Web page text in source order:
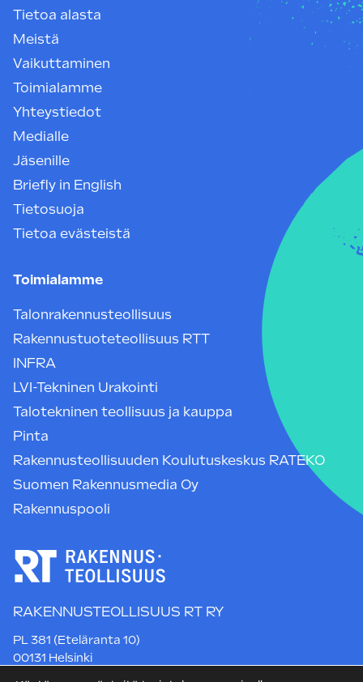
Tietoa alasta
Meistä
Vaikuttaminen
Toimialamme
Yhteystiedot
Medialle
Jäsenille
Briefly in English
Tietosuoja
Tietoa evästeistä
Toimialamme
Talonrakennusteollisuus
Rakennustuoteteollisuus RTT
INFRA
LVI-Tekninen Urakointi
Talotekninen teollisuus ja kauppa
Pinta
Rakennusteollisuuden Koulutuskeskus RATEKO
Suomen Rakennusmedia Oy
Rakennuspooli
RAKENNUSTEOLLISUUS RT RY
PL 381 (Eteläranta 10)
00131 Helsinki